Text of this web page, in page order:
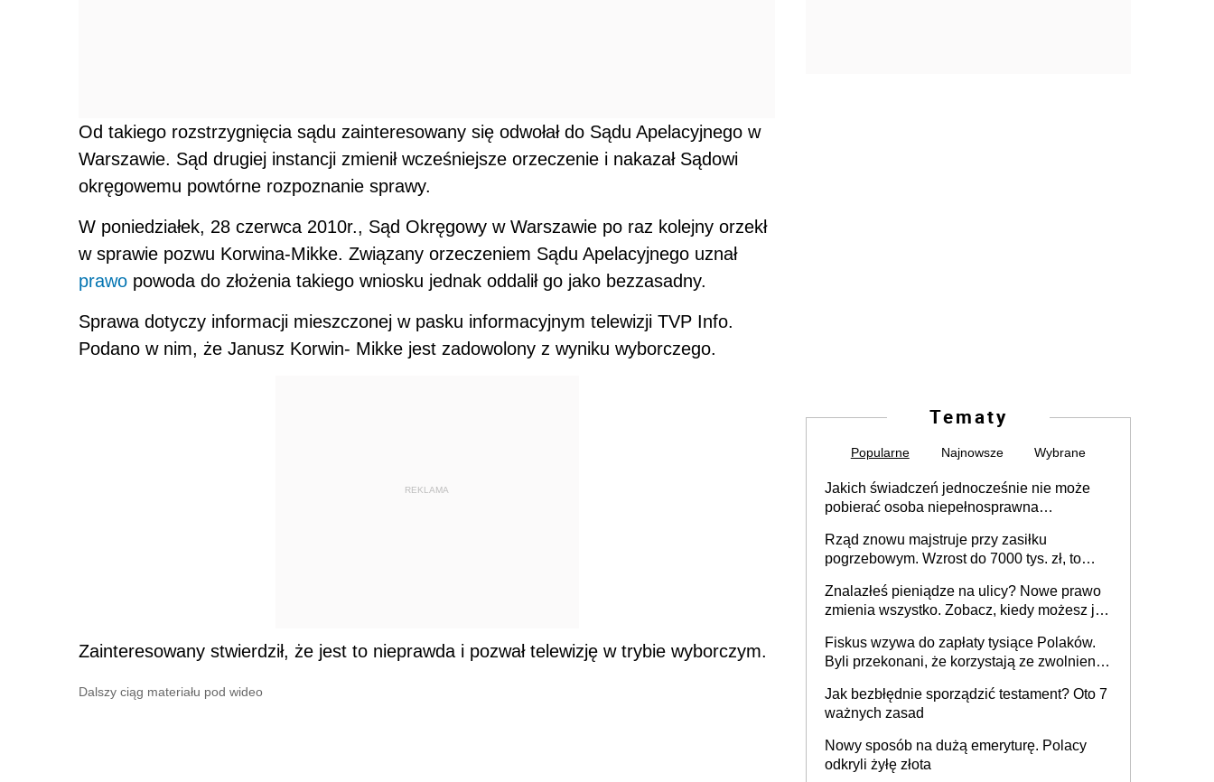
Od takiego rozstrzygnięcia sądu zainteresowany się odwołał do Sądu Apelacyjnego w
Warszawie. Sąd drugiej instancji zmienił wcześniejsze orzeczenie i nakazał Sądowi
okręgowemu powtórne rozpoznanie sprawy.
W poniedziałek, 28 czerwca 2010r., Sąd Okręgowy w Warszawie po raz kolejny orzekł
w sprawie pozwu Korwina-Mikke. Związany orzeczeniem Sądu Apelacyjnego uznał
prawo powoda do złożenia takiego wniosku jednak oddalił go jako bezzasadny.
Sprawa dotyczy informacji mieszczonej w pasku informacyjnym telewizji TVP Info.
Podano w nim, że Janusz Korwin- Mikke jest zadowolony z wyniku wyborczego.
REKLAMA
Zainteresowany stwierdził, że jest to nieprawda i pozwał telewizję w trybie wyborczym.
Dalszy ciąg materiału pod wideo
Tematy
Popularne Najnowsze Wybrane
Jakich świadczeń jednocześnie nie może
pobierać osoba niepełnosprawna
Rząd znowu majstruje przy zasiłku
pogrzebowym. Wzrost do 7000 tys. zł, to
Znalazłeś pieniądze na ulicy? Nowe prawo
zmienia wszystko. Zobacz, kiedy możesz je
Fiskus wzywa do zapłaty tysiące Polaków.
Byli przekonani, że korzystają ze zwolnienia
Jak bezbłędnie sporządzić testament? Oto 7
ważnych zasad
Nowy sposób na dużą emeryturę. Polacy
odkryli żyłę złota